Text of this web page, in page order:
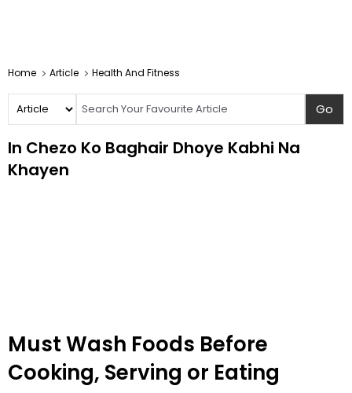
Home Article Health And Fitness
In Chezo Ko Baghair Dhoye Kabhi Na
Khayen
Must Wash Foods Before
Cooking, Serving or Eating